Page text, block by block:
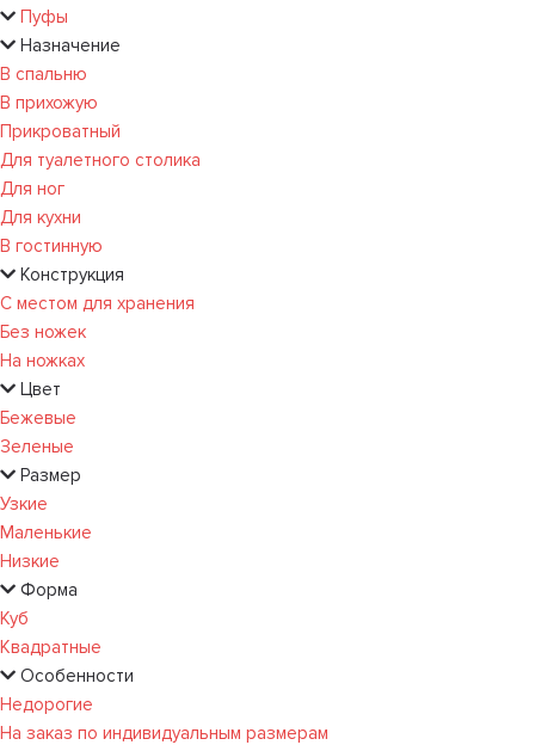
Пуфы
Назначение
В спальню
В прихожую
Прикроватный
Для туалетного столика
Для ног
Для кухни
В гостинную
Конструкция
С местом для хранения
Без ножек
На ножках
Цвет
Бежевые
Зеленые
Размер
Узкие
Маленькие
Низкие
Форма
Куб
Квадратные
Особенности
Недорогие
На заказ по индивидуальным размерам